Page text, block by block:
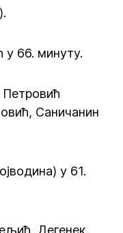
у 66. минуту.
Саничанин
у 61.
Дегенек,